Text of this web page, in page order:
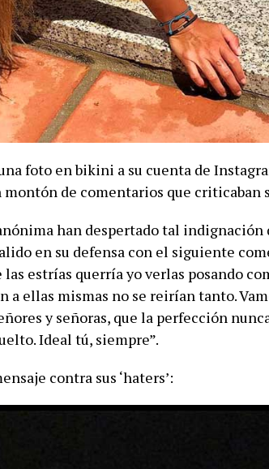
foto en bikini a su cuenta de
de comentarios que criticaban
han despertado tal indignación
en su defensa con el siguiente
estrías querría yo verlas posando
a ellas mismas no se reirían tanto.
y señoras, que la perfección
Ideal tú, siempre”.
contra sus ‘haters’: